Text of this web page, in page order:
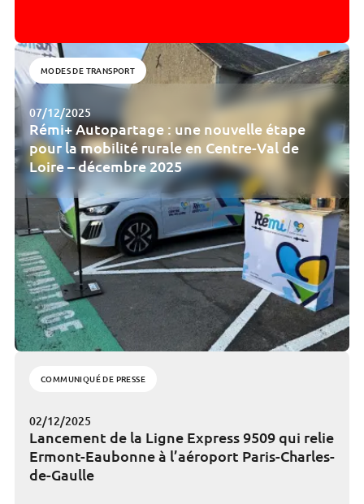
MODES DE TRANSPORT
07/12/2025
Rémi+ Autopartage : une nouvelle étape
pour la mobilité rurale en Centre-Val de
Loire – décembre 2025
COMMUNIQUÉ DE PRESSE
02/12/2025
Lancement de la Ligne Express 9509 qui relie
Ermont-Eaubonne à l’aéroport Paris-Charles-
de-Gaulle